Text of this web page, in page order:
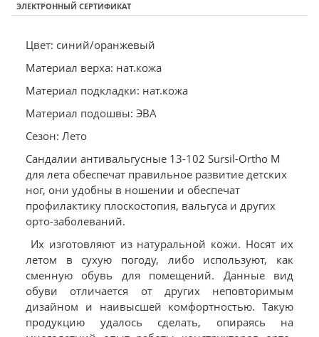
ЭЛЕКТРОННЫЙ СЕРТИФИКАТ
Цвет: синий/оранжевый
Материал верха: нат.кожа
Материал подкладки: нат.кожа
Материал подошвы: ЭВА
Сезон: Лето
Сандалии антивальгусные 13-102 Sursil-Ortho М
для лета обеспечат правильное развитие детских
ног, они удобны в ношении и обеспечат
профилактику плоскостопия, вальгуса и других
орто-заболеваний.
Их изготовляют из натуральной кожи. Носят их
летом в сухую погоду, либо используют, как
сменную обувь для помещений. Данные вид
обуви отличается от других неповторимым
дизайном и наивысшей комфортностью. Такую
продукцию удалось сделать, опираясь на